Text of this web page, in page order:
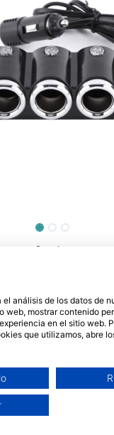
múltiple
SBR04
CARRITO
el análisis de los datos de
web, mostrar contenido
en el sitio web.
que utilizamos, abre